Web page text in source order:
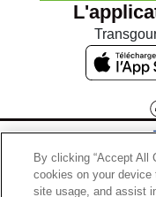
Interdiction de vente
By clicking “Accept All
cookies on your
site usage, and assist